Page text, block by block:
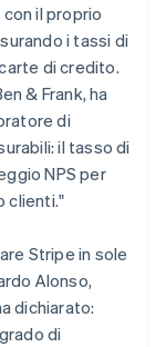
il proprio
i tassi di
di credito.
& Frank, ha
di
il tasso di
NPS per
clienti."
Stripe in sole
Alonso,
dichiarato:
di